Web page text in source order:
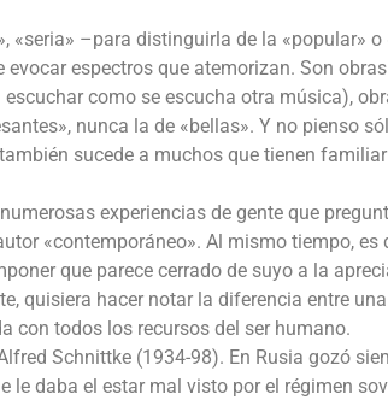
«seria» –para distinguirla de la «popular» o
espectros que atemorizan. Son
como se escucha otra música),
nunca la de «bellas». Y no pienso
sucede a muchos que tienen
experiencias de gente que
«contemporáneo». Al mismo tiempo, es
que parece cerrado de suyo a la
quisiera hacer notar la diferencia entre
con todos los recursos del ser humano.
Schnittke (1934-98). En Rusia gozó
le daba el estar mal visto por el régimen